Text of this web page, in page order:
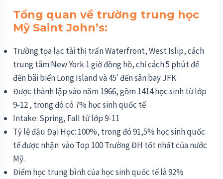
Tổng quan về trường trung học
Mỹ Saint John’s:
Trường tọa lạc tài thị trấn Waterfront, West Islip, cách
trung tâm New York 1 giờ đồng hồ, chỉ cách 5 phút để
đến bãi biển Long Island và 45′ đến sân bay JFK
Được thành lập vào năm 1966, gồm 1414 học sinh từ lớp
9-12 , trong đó có 7% học sinh quốc tế
Intake: Spring, Fall từ lớp 9-11
Tỷ lệ đậu Đại Học: 100%, trong đó 91,5% học sinh quốc
tế được nhận vào Top 100 Trường ĐH tốt nhất của nước
Mỹ.
Điểm học trung bình của học sinh quốc tế là 92%